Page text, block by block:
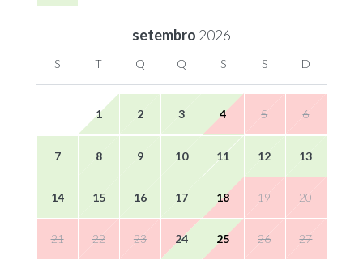
setembro 2026
S T Q Q S S D
1 2 3 4 5 6
7 8 9 10 11 12 13
14 15 16 17 18 19 20
21 22 23 24 25 26 27